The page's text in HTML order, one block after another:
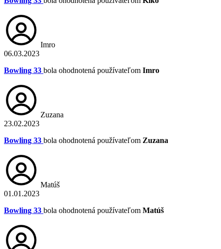
Imro
06.03.2023
Bowling 33 bola ohodnotená používateľom Imro
Zuzana
23.02.2023
Bowling 33 bola ohodnotená používateľom Zuzana
Matúš
01.01.2023
Bowling 33 bola ohodnotená používateľom Matúš